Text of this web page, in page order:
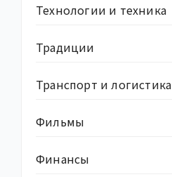
Технологии и техника
Традиции
Транспорт и логистика
Фильмы
Финансы